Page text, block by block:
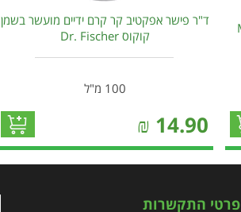
ד"ר פישר אפקטיב קר קרם ידיים מועשר בשמן
קוקוס Dr. Fischer
100 מ"ל
14.90
₪
פרטי התקשרות